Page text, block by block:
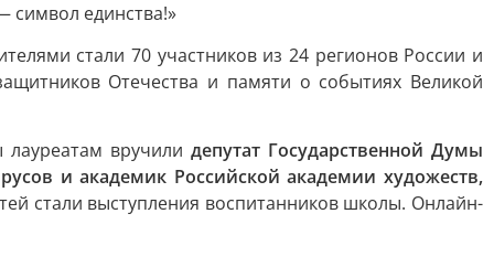
символ единства!»
стали 70 участников из 24 регионов России и
Отечества и памяти о событиях Великой
лауреатам вручилидепутат Государственной Думы
и академик Российской академии художеств,
стали выступления воспитанников школы. Онлайн-